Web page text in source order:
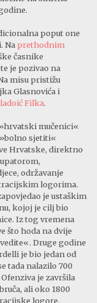
poput one
Na prethodnim
časnike
je pozivao na
misu pristižu
Glasnovića i
Filka.
mučenici«
sjetiti«
Hrvatske, direktno
održavanje
logorima.
je ustaškim
kojoj je cilj bio
Iz tog vremena
što hoda na dvije
Druge godine
je bio jedan od
tada nalazilo 700
je završila
ali oko 1800
logore.